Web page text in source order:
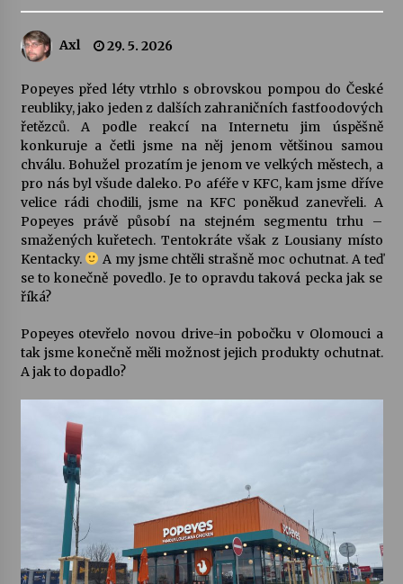
30. 7. 2026
šedesátka: 28. 7.–1. 8. 2026
28. 7. 2026
Letní koncerty ve Stromovce: Kolchoz a
Jenakaši
28. 7. 2026
Votavžatský ploty
23. 7. 2026
22. 7. 2026
Vysočinka
14. 7. 2026
Za kulturou kousek za Humpolec. V Želivě ožije
odkaz Josefa Čapka
Axl 29. 5. 2026
Popeyes před léty vtrhlo s obrovskou pompou do České
reubliky, jako jeden z dalších zahraničních fastfoodových
řetězců. A podle reakcí na Internetu jim úspěšně
konkuruje a četli jsme na něj jenom většinou samou
chválu. Bohužel prozatím je jenom ve velkých městech, a
pro nás byl všude daleko. Po aféře v KFC, kam jsme dříve
velice rádi chodili, jsme na KFC poněkud zanevřeli. A
Popeyes právě působí na stejném segmentu trhu –
smažených kuřetech. Tentokráte však z Lousiany místo
Kentacky.
A my jsme chtěli strašně moc ochutnat. A teď
se to konečně povedlo. Je to opravdu taková pecka jak se
říká?
Popeyes otevřelo novou drive-in pobočku v Olomouci a
tak jsme konečně měli možnost jejich produkty ochutnat.
A jak to dopadlo?